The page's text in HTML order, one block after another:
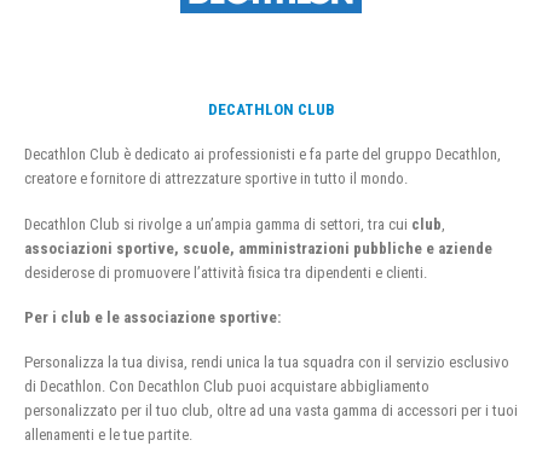
DECATHLON CLUB
Decathlon Club è dedicato ai professionisti e fa parte del gruppo Decathlon,
creatore e fornitore di attrezzature sportive in tutto il mondo.
Decathlon Club si rivolge a un’ampia gamma di settori, tra cui club
associazioni sportive, scuole, amministrazioni pubbliche e aziende
desiderose di promuovere l’attività fisica tra dipendenti e clienti.
Per i club e le associazione sportive:
Personalizza la tua divisa, rendi unica la tua squadra con il servizio esclusivo
di Decathlon. Con Decathlon Club puoi acquistare abbigliamento
personalizzato per il tuo club, oltre ad una vasta gamma di accessori per i tuoi
allenamenti e le tue partite.